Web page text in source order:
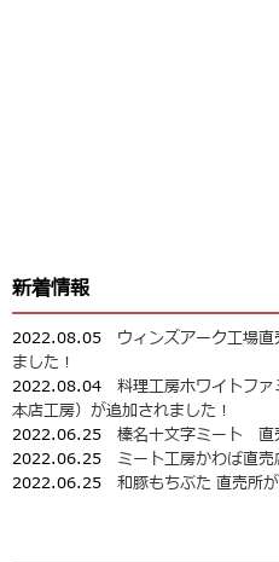
新着情報
2022.08.05 ウィンズアーク工場
ました！
2022.08.04 料理工房ホワイトフ
本店工房）が追加されました！
2022.06.25 榛名十文字ミート 直
2022.06.25 ミート工房かわば直
2022.06.25 和豚もちぶた 直売所